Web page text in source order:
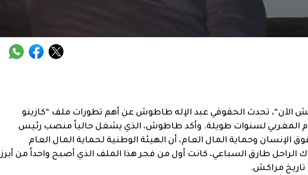
الآن“، تحدث الحقوقي عبد الإله طاطوش عن أهم تطورات ملف “كازينو
المغربي لسنوات طويلة. وأكد طاطوش، الذي يشغل حالياً منصب رئيس
الإنسان وحماية المال العام، أن الهيئة الوطنية لحماية المال العام
الراحل طارق السباعي، كانت أول من فجر هذا الملف الذي أصبح واحداً من أبرز
تاريخ مراكش.